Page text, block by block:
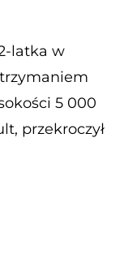
latka w
5 000
przekroczył